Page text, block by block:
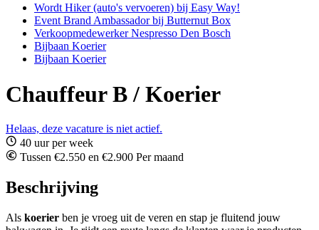
Wordt Hiker (auto's vervoeren) bij Easy Way!
Event Brand Ambassador bij Butternut Box
Verkoopmedewerker Nespresso Den Bosch
Bijbaan Koerier
Bijbaan Koerier
Chauffeur B / Koerier
Helaas, deze vacature is niet actief.
40 uur per week
Tussen €2.550 en €2.900 Per maand
Beschrijving
Als koerier ben je vroeg uit de veren en stap je fluitend jouw